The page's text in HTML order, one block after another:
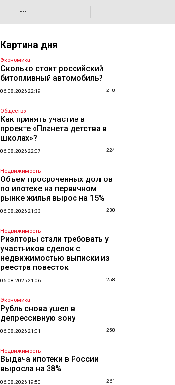
•••
Картина дня
Экономика
Сколько стоит российский
битопливный автомобиль?
06.08.2026 22:19 218
Общество
Как принять участие в
проекте «Планета детства в
школах»?
06.08.2026 22:07 224
Недвижимость
Объем просроченных долгов
по ипотеке на первичном
рынке жилья вырос на 15%
06.08.2026 21:33 230
Недвижимость
Риэлторы стали требовать у
участников сделок с
недвижимостью выписки из
реестра повесток
06.08.2026 21:06 258
Экономика
Рубль снова ушел в
депрессивную зону
06.08.2026 21:01 258
Недвижимость
Выдача ипотеки в России
выросла на 38%
06.08.2026 19:50 261